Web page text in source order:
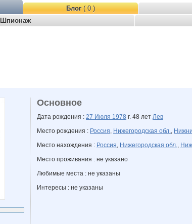
Блог( 0 )
Шпионаж
Основное
Дата рождения : 27 Июля 1978 г. 48 лет Лев
Место рождения : Россия, Нижегородская обл.,
Место нахождения : Россия, Нижегородская обл.,
Место проживания : не указано
Любимые места : не указаны
Интересы : не указаны